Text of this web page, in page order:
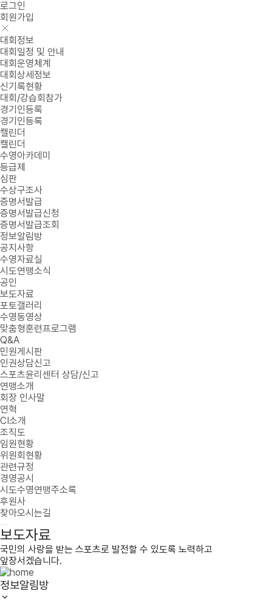
로그인
회원가입
대회정보
대회일정 및 안내
대회운영체계
대회상세정보
신기록현황
대회/강습회참가
경기인등록
경기인등록
캘린더
캘린더
수영아카데미
등급제
심판
수상구조사
증명서발급
증명서발급신청
증명서발급조회
정보알림방
공지사항
수영자료실
시도연맹소식
공인
보도자료
포토갤러리
수영동영상
맞춤형훈련프로그램
Q&A
민원게시판
인권상담신고
스포츠윤리센터 상담/신고
연맹소개
회장 인사말
연혁
CI소개
조직도
임원현황
위원회현황
관련규정
경영공시
시도수영연맹주소록
후원사
찾아오시는길
보도자료
국민의 사랑을 받는 스포츠로 발전할 수 있도록 노력하고
앞장서겠습니다.
정보알림방